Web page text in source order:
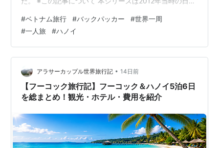
ので、現在とは異なります。最新の実用情報は別記事で
まとめます。 ［写真：中越国境の風景］ 2時間遅れの列
車と、中国最後の夜 ハノイには今日中に着く予定だっ
た。だが中国の列車は当たり前のように2時間遅れる。乗
るはずだった直通の便を逃し、結局ナンニンでもう一泊
することになった。 宿は思ったより…
#ベトナム旅行 #バックパッカー #世界一周
#一人旅 #ハノイ
アラサーカップル世界旅行記 • 14日前
【フーコック旅行記】フーコック＆ハノイ5泊6日
を総まとめ！観光・ホテル・費用を紹介